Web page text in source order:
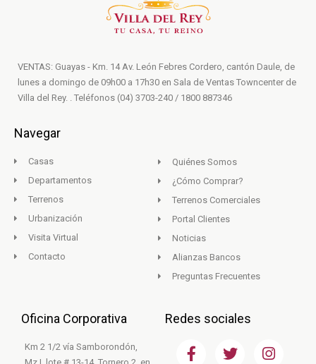
VENTAS: Guayas - Km. 14 Av. León Febres Cordero, cantón Daule, de
lunes a domingo de 09h00 a 17h30 en Sala de Ventas Towncenter de
Villa del Rey. . Teléfonos (04) 3703-240 / 1800 887346
Navegar
Casas
Departamentos
Terrenos
Urbanización
Visita Virtual
Contacto
Quiénes Somos
¿Cómo Comprar?
Terrenos Comerciales
Portal Clientes
Noticias
Alianzas Bancos
Preguntas Frecuentes
Oficina Corporativa
Km 2 1/2 vía Samborondón,
Redes sociales
F
a
T
w
I
n